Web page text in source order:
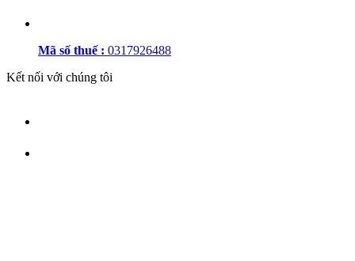
Mã số thuế : 0317926488
Kết nối với chúng tôi